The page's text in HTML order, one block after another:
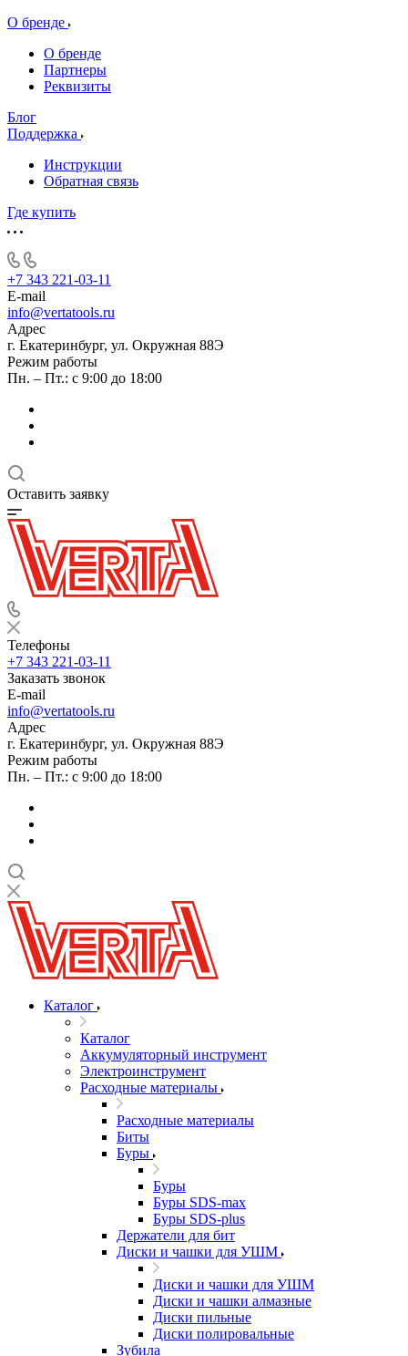
О бренде
О бренде
Партнеры
Реквизиты
Блог
Поддержка
Инструкции
Обратная связь
Где купить
+7 343 221-03-11
E-mail
info@vertatools.ru
Адрес
г. Екатеринбург, ул. Окружная 88Э
Режим работы
Пн. – Пт.: с 9:00 до 18:00
Оставить заявку
Телефоны
+7 343 221-03-11
Заказать звонок
E-mail
info@vertatools.ru
Адрес
г. Екатеринбург, ул. Окружная 88Э
Режим работы
Пн. – Пт.: с 9:00 до 18:00
Каталог
Каталог
Аккумуляторный инструмент
Электроинструмент
Расходные материалы
Расходные материалы
Биты
Буры
Буры
Буры SDS-max
Буры SDS-plus
Держатели для бит
Диски и чашки для УШМ
Диски и чашки для УШМ
Диски и чашки алмазные
Диски пильные
Диски полировальные
Зубила